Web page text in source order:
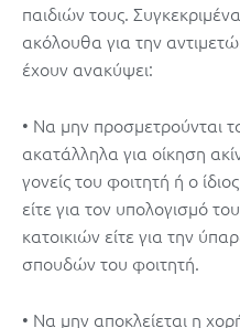
παιδιών τους.
ακόλουθα για την
έχουν ανακύψει:
• Να μην προσμετρούνται
ακατάλληλα για οίκηση
γονείς του φοιτητή ή ο
είτε για τον υπολογισμό
κατοικιών είτε για την
σπουδών του φοιτητή.
• Να μην αποκλείεται η